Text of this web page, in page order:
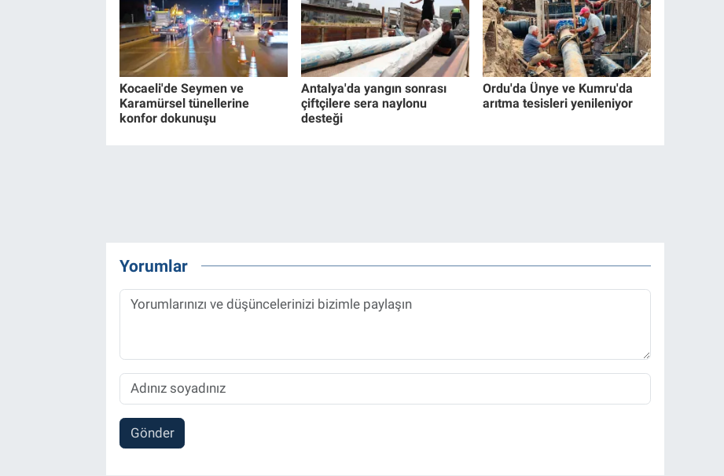
Kocaeli'de Seymen ve
Karamürsel tünellerine
konfor dokunuşu
Antalya'da yangın sonrası
çiftçilere sera naylonu
desteği
Ordu'da Ünye ve Kumru'da
arıtma tesisleri yenileniyor
Yorumlar
Gönder